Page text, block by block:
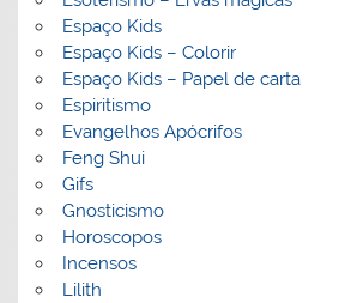
Espaço Kids
Espaço Kids – Colorir
Espaço Kids – Papel de carta
Espiritismo
Evangelhos Apócrifos
Feng Shui
Gifs
Gnosticismo
Horoscopos
Incensos
Lilith